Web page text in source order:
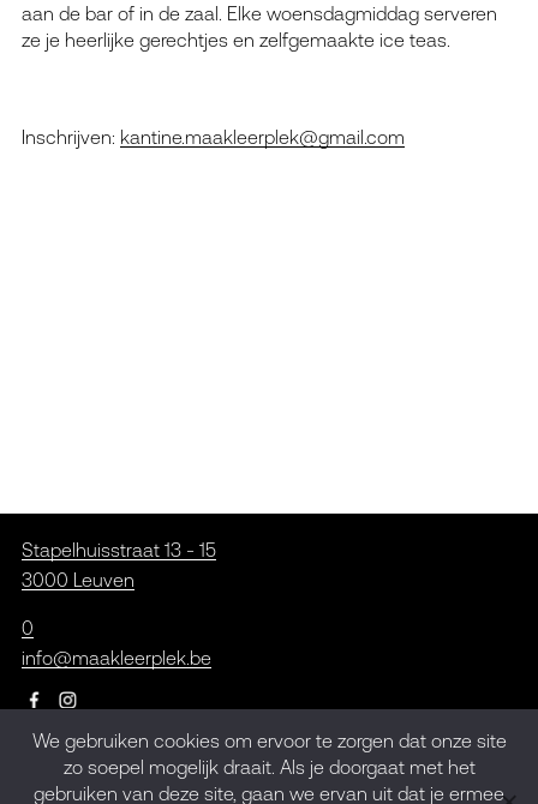
aan de bar of in de zaal. Elke woensdagmiddag serveren
ze je heerlijke gerechtjes en zelfgemaakte ice teas.
Inschrijven: kantine.maakleerplek@gmail.com
Stapelhuisstraat 13 - 15
3000 Leuven
0
info@maakleerplek.be
Inschrijven op de
We gebruiken cookies om ervoor te zorgen dat onze site
zo soepel mogelijk draait. Als je doorgaat met het
gebruiken van deze site, gaan we ervan uit dat je ermee